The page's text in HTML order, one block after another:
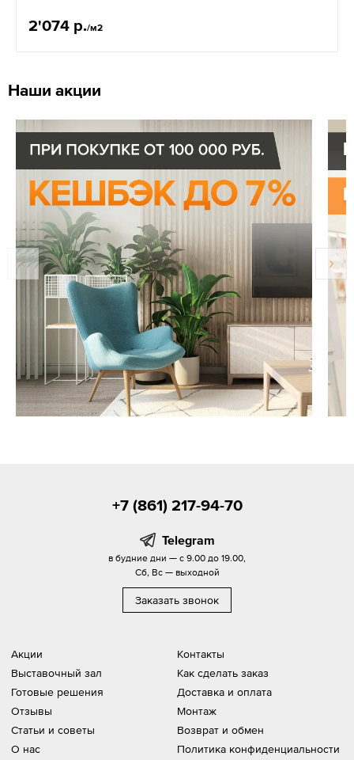
2'074 р./м2
Наши акции
Акции
Выставочный зал
Готовые решения
Отзывы
Статьи и советы
О нас
Контакты
Как сделать заказ
Доставка и оплата
Монтаж
Возврат и обмен
Политика конфиденциальности
+7 (861) 217-94-70
Telegram
в будние дни — с 9.00 до 19.00,
Сб, Вс — выходной
Заказать звонок